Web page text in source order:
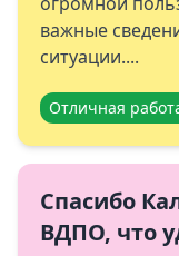
важные
ситуации....
Отличная
Спасибо
ВДПО, что